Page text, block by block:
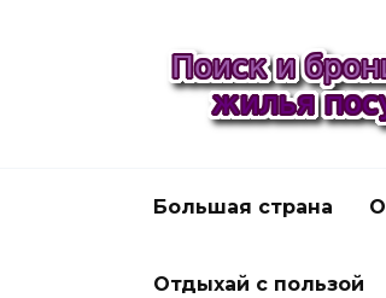
Большая страна
Отдыхай с пользой